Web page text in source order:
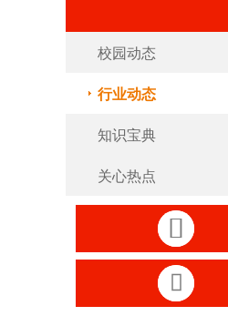
校园动态
行业动态
知识宝典
关心热点

